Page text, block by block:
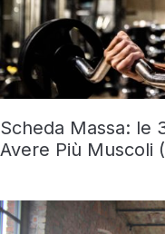
Scheda Massa: le
Avere Più Muscoli